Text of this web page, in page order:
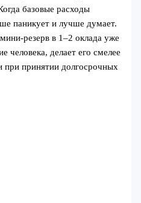
базовые расходы
паникует и лучше думает.
в 1–2 оклада уже
человека, делает его смелее
при принятии долгосрочных